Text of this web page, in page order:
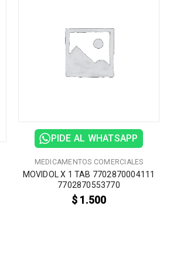
PIDE AL WHATSAPP
MEDICAMENTOS COMERCIALES
MOVIDOL X 1 TAB 7702870004111
7702870553770
$1.500